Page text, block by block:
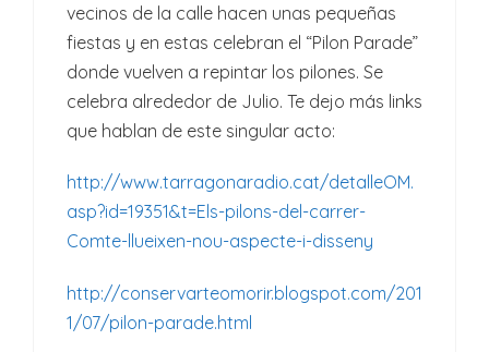
vecinos de la calle hacen unas pequeñas
fiestas y en estas celebran el “Pilon Parade”
donde vuelven a repintar los pilones. Se
celebra alrededor de Julio. Te dejo más links
que hablan de este singular acto:
http://www.tarragonaradio.cat/detalleOM.
asp?id=19351&t=Els-pilons-del-carrer-
Comte-llueixen-nou-aspecte-i-disseny
http://conservarteomorir.blogspot.com/201
1/07/pilon-parade.html